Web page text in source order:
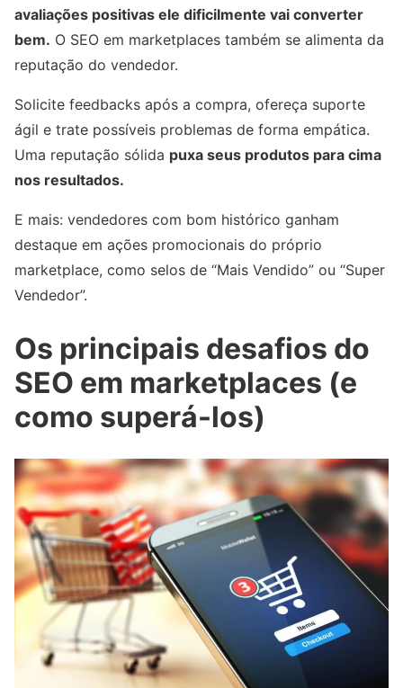
avaliações positivas ele dificilmente vai converter
bem. O SEO em marketplaces também se alimenta da
reputação do vendedor.
Solicite feedbacks após a compra, ofereça suporte
ágil e trate possíveis problemas de forma empática.
Uma reputação sólida puxa seus produtos para cima
nos resultados.
E mais: vendedores com bom histórico ganham
destaque em ações promocionais do próprio
marketplace, como selos de “Mais Vendido” ou “Super
Vendedor”.
Os principais desafios do
SEO em marketplaces (e
como superá-los)